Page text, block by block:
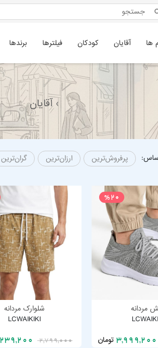
ها آقایان کودکان فیلترها برندها
› آقایان
پرفروش‌ترین ارزان‌ترین گران‌ترین
%20
مردانه
تومان
شلوارک مردانه
LCWAIKIKI
2,799,000
2,239,200